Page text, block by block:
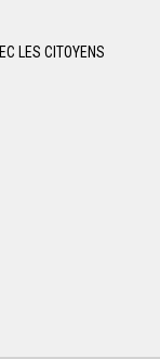
LES CITOYENS